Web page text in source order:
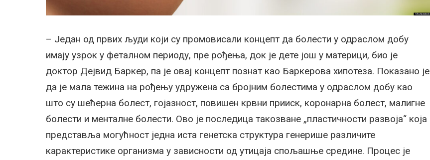
– Један од првих људи који су промовисали концепт да болести у одраслом добу
имају узрок у феталном периоду, пре рођења, док је дете још у материци, био је
доктор Дејвид Баркер, па је овај концепт познат као Баркерова хипотеза. Показано је
да је мала тежина на рођењу удружена са бројним болестима у одраслом добу као
што су шећерна болест, гојазност, повишен крвни прииск, коронарна болест, малигне
болести и менталне болести. Ово је последица такозване „пластичности развоја“ која
представља могућност једна иста генетска структура генерише различите
карактеристике организма у зависности од утицаја спољашње средине. Процес је